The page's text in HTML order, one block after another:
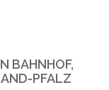
BAHNHOF,
PFALZ